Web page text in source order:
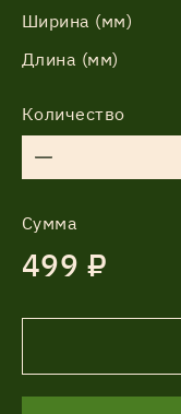
Ширина (мм)
Длина (мм)
Количество
Сумма
499 ₽